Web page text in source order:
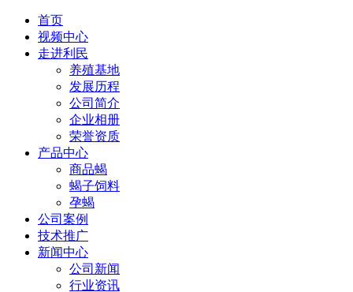
首页
视频中心
走进利民
养殖基地
发展历程
公司简介
企业相册
荣誉资质
产品中心
商品蝎
蝎子饲料
孕蝎
公司案例
技术推广
新闻中心
公司新闻
行业资讯